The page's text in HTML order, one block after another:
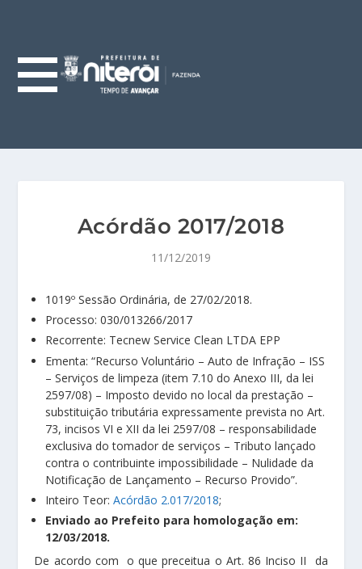
Acórdão 2017/2018
11/12/2019
1019º Sessão Ordinária, de 27/02/2018.
Processo: 030/013266/2017
Recorrente: Tecnew Service Clean LTDA EPP
Ementa: “Recurso Voluntário – Auto de Infração – ISS
– Serviços de limpeza (item 7.10 do Anexo III, da lei
2597/08) – Imposto devido no local da prestação –
substituição tributária expressamente prevista no Art.
73, incisos VI e XII da lei 2597/08 – responsabilidade
exclusiva do tomador de serviços – Tributo lançado
contra o contribuinte impossibilidade – Nulidade da
Notificação de Lançamento – Recurso Provido”.
Inteiro Teor:Acórdão 2.017/2018;
Enviado ao Prefeito para homologação em:
12/03/2018.
De acordo com o que preceitua o Art. 86 Inciso II da